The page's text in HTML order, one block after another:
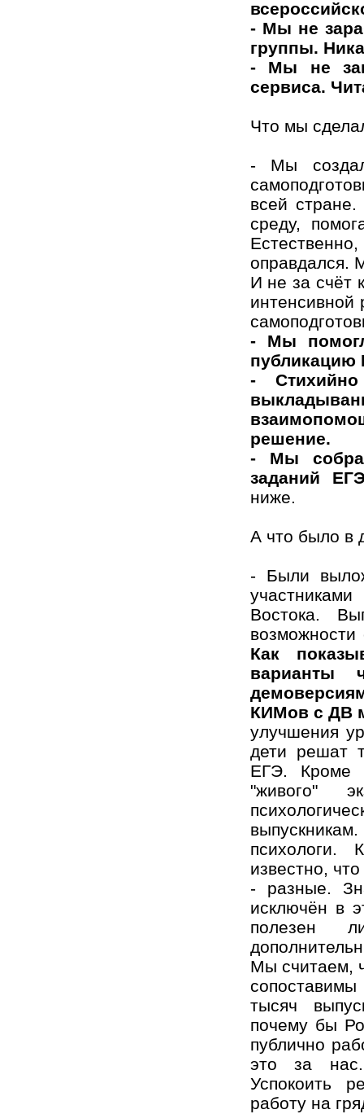
- Мы не
группы.
- Мы не
сервиса.
Что мы
- Мы
всей
среду,
оправдался.
И не за счёт
интенсивной
- Мы
публикацию
- Стихийно
решение.
- Мы
заданий
ниже.
А что было в
- Были
Востока.
Как
варианты
КИМов с ДВ
улучшения
дети решат
ЕГЭ. Кроме
"живого"
известно,
- разные.
исключён в
полезен
Мы считаем,
тысяч
почему бы
публично
это за
Успокоить
работу на